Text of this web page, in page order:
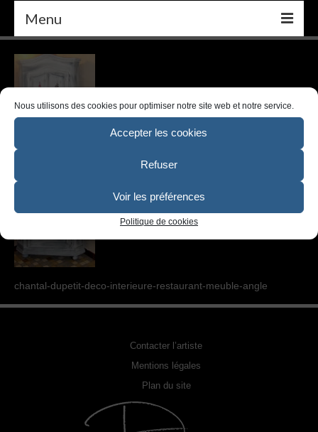
Nous utilisons des cookies pour optimiser notre site web et notre service.
Accepter les cookies
Refuser
Voir les préférences
Politique de cookies
Menu
PEINTURE
DÉCORATION INTÉRIEURE
SCULPTURE
REPRODUCTION DE PHOTO
EXPOSITIONS
PHOTOS DE L’ARTISTE
chantal-dupetit-deco-interieure-restaurant-meuble-angle
Contacter l’artiste
Mentions légales
Plan du site